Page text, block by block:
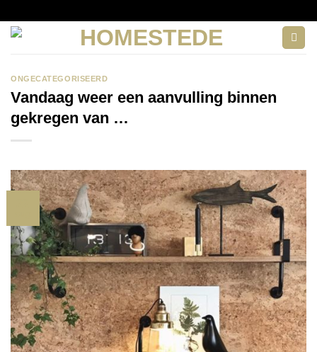
naar
ONGECATEGORISEERD
Vandaag weer een aanvulling binnen
gekregen van …